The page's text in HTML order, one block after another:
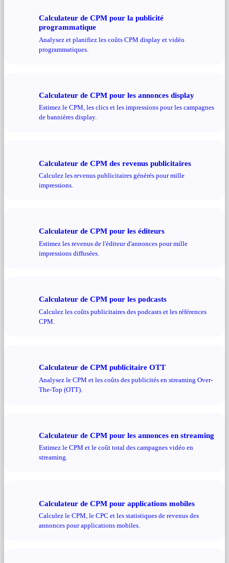
Calculateur de CPM pour la publicité
programmatique
Analysez et planifiez les coûts CPM display et vidéo
programmatiques.
Calculateur de CPM pour les annonces display
Estimez le CPM, les clics et les impressions pour les campagnes
de bannières display.
Calculateur de CPM des revenus publicitaires
Calculez les revenus publicitaires générés pour mille
impressions.
Calculateur de CPM pour les éditeurs
Estimez les revenus de l'éditeur d'annonces pour mille
impressions diffusées.
Calculateur de CPM pour les podcasts
Calculez les coûts publicitaires des podcasts et les références
CPM.
Calculateur de CPM publicitaire OTT
Analysez le CPM et les coûts des publicités en streaming Over-
The-Top (OTT).
Calculateur de CPM pour les annonces en streaming
Estimez le CPM et le coût total des campagnes vidéo en
streaming.
Calculateur de CPM pour applications mobiles
Calculez le CPM, le CPC et les statistiques de revenus des
annonces pour applications mobiles.